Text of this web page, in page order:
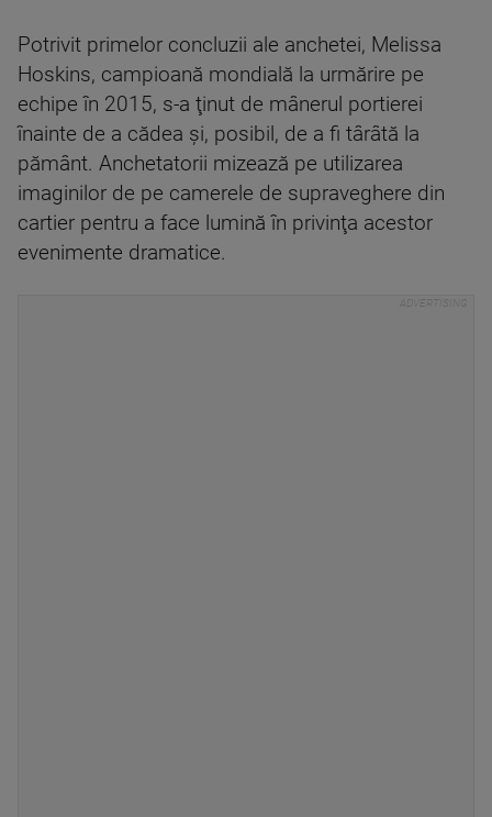
Potrivit primelor concluzii ale anchetei, Melissa
Hoskins, campioană mondială la urmărire pe
echipe în 2015, s-a ţinut de mânerul portierei
înainte de a cădea şi, posibil, de a fi târâtă la
pământ. Anchetatorii mizează pe utilizarea
imaginilor de pe camerele de supraveghere din
cartier pentru a face lumină în privinţa acestor
evenimente dramatice.